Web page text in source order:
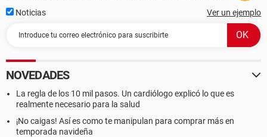
Noticias Ver un ejemplo
NOVEDADES
La regla de los 10 mil pasos. Un cardiólogo explicó lo que es
realmente necesario para la salud
¡No caigas! Así es como te manipulan para comprar más en
temporada navideña